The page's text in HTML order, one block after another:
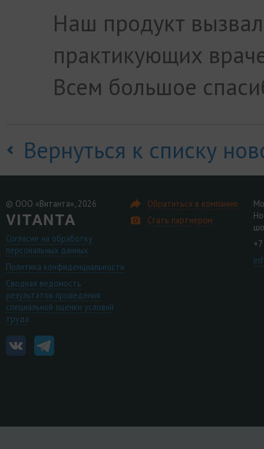
Наш продукт
практикующих
Всем большое
Вернуться к списку
© ООО «Витанта», 2026
Согласие на обработку
персональных данных
Политика конфиденциальности
Сводная ведомость
результатов проведения
специальной оценки условий
труда
Обратиться в компанию
Стать партнером